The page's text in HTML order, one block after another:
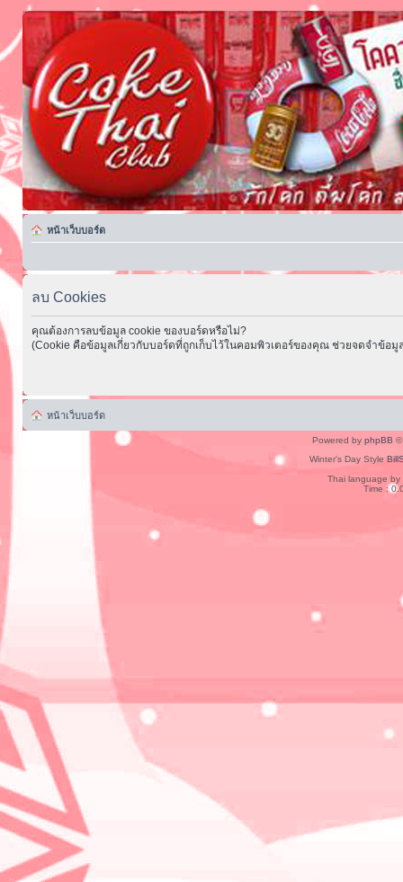
หน้าเว็บบอร์ด
ลบ Cookies
คุณต้องการลบข้อมูล cookie ของบอร์ดหรือไม่?
(Cookie คือข้อมูลเกี่ยวกับบอร์ดที่ถูกเก็บไว้ในคอมพิวเตอร์ของคุณ ช่วยจดจำข้อมู
หน้าเว็บบอร์ด
Powered by phpBB ©
Winter's Day Style
Thai language by
Time :